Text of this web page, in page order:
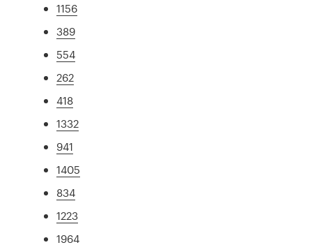
1156
389
554
262
418
1332
941
1405
834
1223
1964